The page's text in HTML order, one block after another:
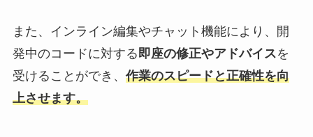
また、インライン編集やチャット機能により、開
発中のコードに対する即座の修正やアドバイスを
受けることができ、 作業のスピードと正確性を向
上させます。